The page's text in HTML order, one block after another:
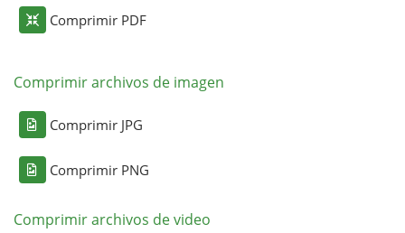
Comprimir PDF
Comprimir archivos de imagen
Comprimir JPG
Comprimir PNG
Comprimir archivos de video